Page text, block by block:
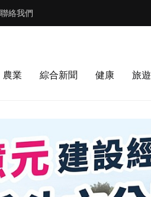
聯絡我們
農業 綜合新聞 健康 旅遊